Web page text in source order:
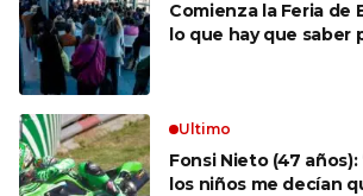
Comienza la Feria de
lo que hay que saber
Ultimo
Fonsi Nieto (47
los niños me decían